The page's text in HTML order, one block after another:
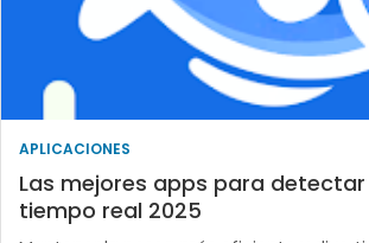
APLICACIONES
Las mejores apps para
tiempo real 2025